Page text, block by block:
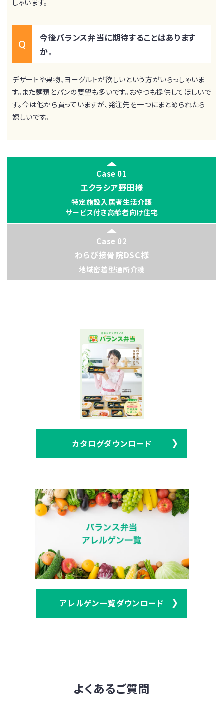
今後バランス弁当に期待することはあります
か。
デザートや果物、ヨーグルトが欲しいという方がいらっしゃいま
す。また麺類とパンの要望も多いです。おやつも提供してほしいで
す。今は他から買っていますが、発注先を一つにまとめられたら
嬉しいです。
Case 01
エクラシア野田様
特定施設入居者生活介護
サービス付き高齢者向け住宅
Case 02
わらび接骨院DSC様
地域密着型通所介護
カタログダウンロード
アレルゲン一覧ダウンロード
よくあるご質問